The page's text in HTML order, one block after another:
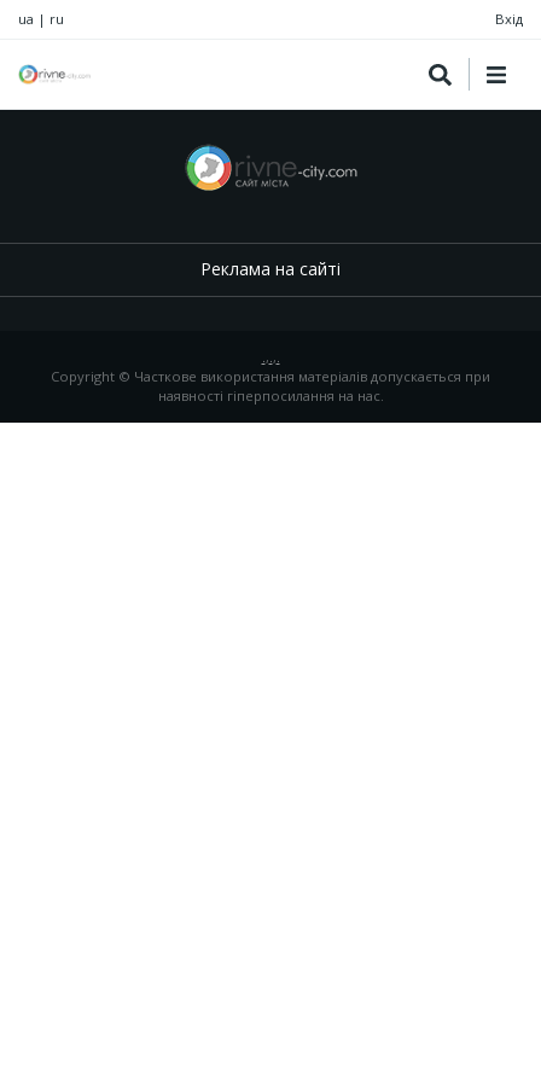
ua | ru Вхід
Реклама на сайті
.,.,.
Copyright © Часткове використання матеріалів допускається при
наявності гіперпосилання на нас.